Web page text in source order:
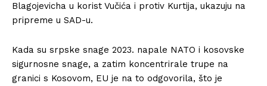
Blagojevicha u korist Vučića i protiv Kurtija, ukazuju na
pripreme u SAD-u.
Kada su srpske snage 2023. napale NATO i kosovske
sigurnosne snage, a zatim koncentrirale trupe na
granici s Kosovom, EU je na to odgovorila, što je